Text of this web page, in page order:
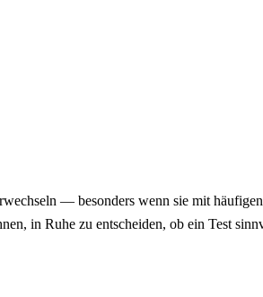
— besonders wenn sie mit
in Ruhe zu entscheiden, ob ein Test